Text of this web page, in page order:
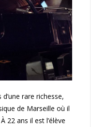
rare richesse,
de Marseille où il
22 ans il est l’élève